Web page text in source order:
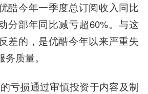
酷今年一季度总订阅收入同比
分部年同比减亏超60%。与这
差的，是优酷今年以来严重失
质量。
亏损通过审慎投资于内容及制